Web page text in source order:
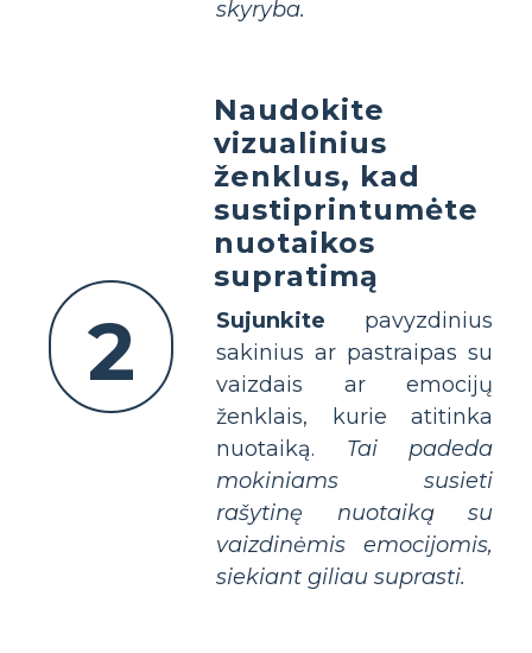
skyryba.
2
Naudokite
vizualinius
ženklus, kad
sustiprintumėte
nuotaikos
supratimą
Sujunkite pavyzdinius
sakinius ar pastraipas su
vaizdais ar emocijų
ženklais, kurie atitinka
nuotaiką. Tai padeda
mokiniams susieti
rašytinę nuotaiką su
vaizdinėmis emocijomis,
siekiant giliau suprasti.